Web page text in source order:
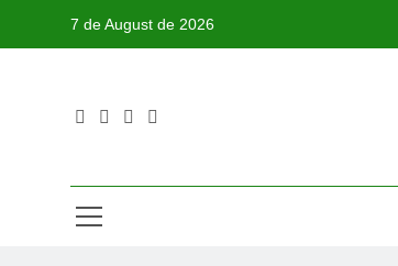
7 de August de 2026